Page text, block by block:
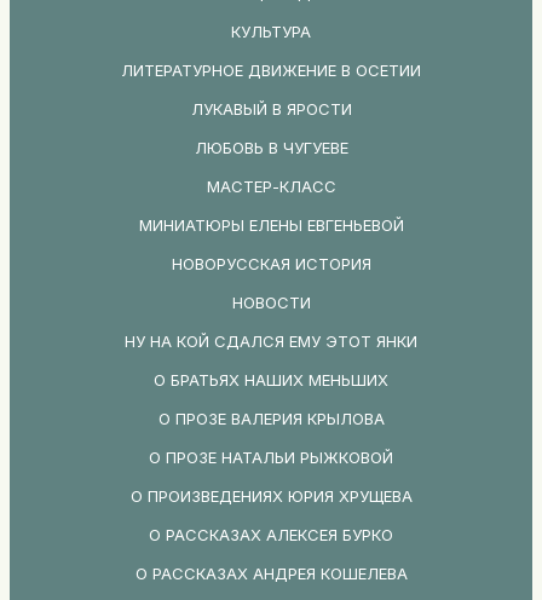
КУЛЬТУРА
ЛИТЕРАТУРНОЕ ДВИЖЕНИЕ В ОСЕТИИ
ЛУКАВЫЙ В ЯРОСТИ
ЛЮБОВЬ В ЧУГУЕВЕ
МАСТЕР-КЛАСС
МИНИАТЮРЫ ЕЛЕНЫ ЕВГЕНЬЕВОЙ
НОВОРУССКАЯ ИСТОРИЯ
НОВОСТИ
НУ НА КОЙ СДАЛСЯ ЕМУ ЭТОТ ЯНКИ
О БРАТЬЯХ НАШИХ МЕНЬШИХ
О ПРОЗЕ ВАЛЕРИЯ КРЫЛОВА
О ПРОЗЕ НАТАЛЬИ РЫЖКОВОЙ
О ПРОИЗВЕДЕНИЯХ ЮРИЯ ХРУЩЕВА
О РАССКАЗАХ АЛЕКСЕЯ БУРКО
О РАССКАЗАХ АНДРЕЯ КОШЕЛЕВА